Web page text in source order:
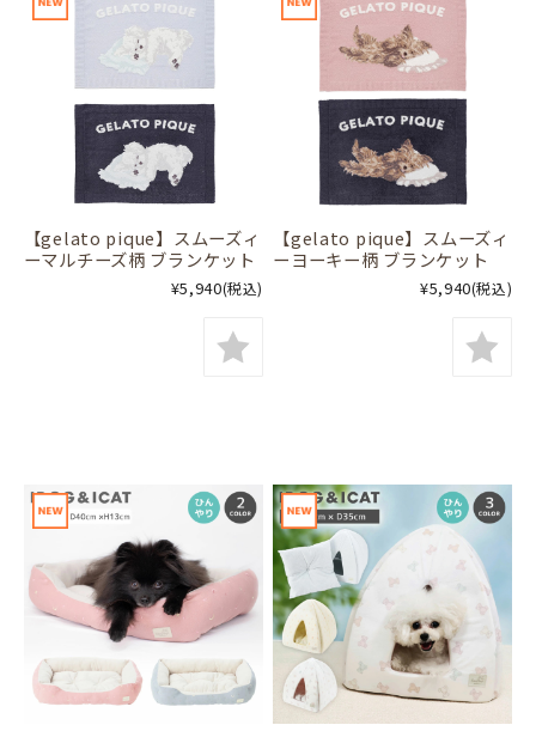
【gelato pique】スムーズィ
ーマルチーズ柄 ブランケット
¥5,940(税込)
【gelato pique】スムーズィ
ーヨーキー柄 ブランケット
¥5,940(税込)